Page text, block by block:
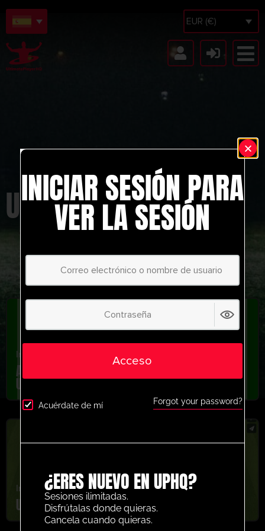
EUR (€)
UCRANIA
Internacional Jóvenes/Profesionales
Actividad de tiro de tercer hombre en
Ucrania
Internacional,Jóvenes/Profesionales
Ucrania 1v1 Row Juego
INICIAR SESIÓN PARA
VER LA SESIÓN
Acceso
Acuérdate de mí Forgot your password?
¿ERES NUEVO EN UPHQ?
Sesiones ilimitadas.
Disfrútalas donde quieras.
Cancela cuando quieras.